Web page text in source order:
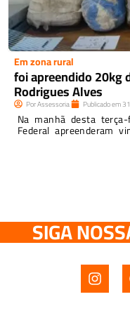
Em zona rural
foi apreendido 20kg
Rodrigues Alves
PorAssessoria Publicado em
Na manhã desta
Federal apreenderam
SIGA